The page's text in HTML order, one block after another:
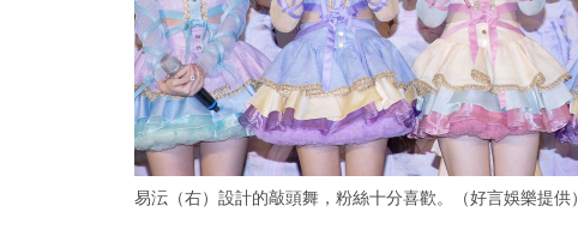
易沄（右）設計的敲頭舞，粉絲十分喜歡。（好言娛樂提供）